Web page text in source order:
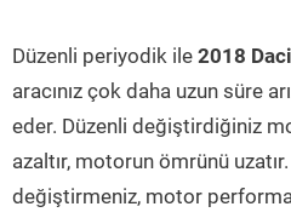
Düzenli periyodik ile 2018
aracınız çok daha uzun süre
eder. Düzenli değiştirdiğiniz
azaltır, motorun ömrünü
değiştirmeniz, motor